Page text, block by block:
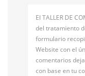
El TALLER DE
del tratamiento
formulario
Website con el
comentarios
con base en tu